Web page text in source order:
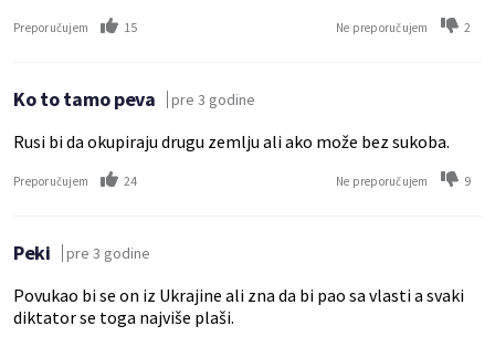
Preporučujem 15 Ne preporučujem 2
Ko to tamo peva pre 3 godine
Rusi bi da okupiraju drugu zemlju ali ako može bez sukoba.
Preporučujem 24 Ne preporučujem 9
Peki pre 3 godine
Povukao bi se on iz Ukrajine ali zna da bi pao sa vlasti a svaki
diktator se toga najviše plaši.